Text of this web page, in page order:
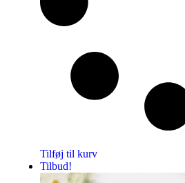
Tilføj til kurv
Tilbud!